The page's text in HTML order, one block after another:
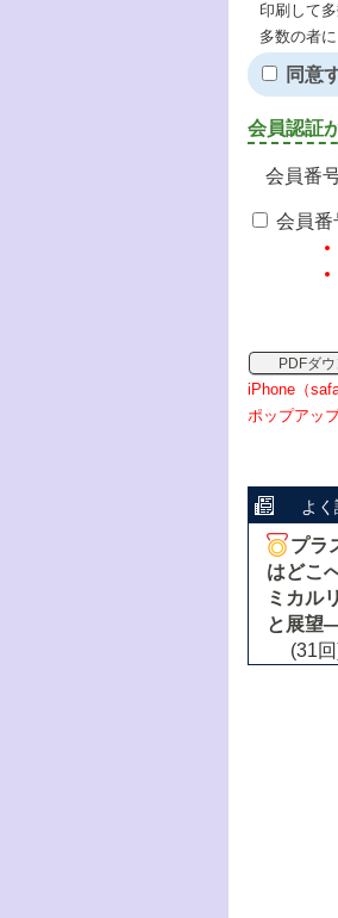
印刷して
多数の者
同意
会員認証
会員番
会員番
PDFダ
iPhone（
ポップアッ
よ
プラ
はどこ
ミカル
と展望
(31